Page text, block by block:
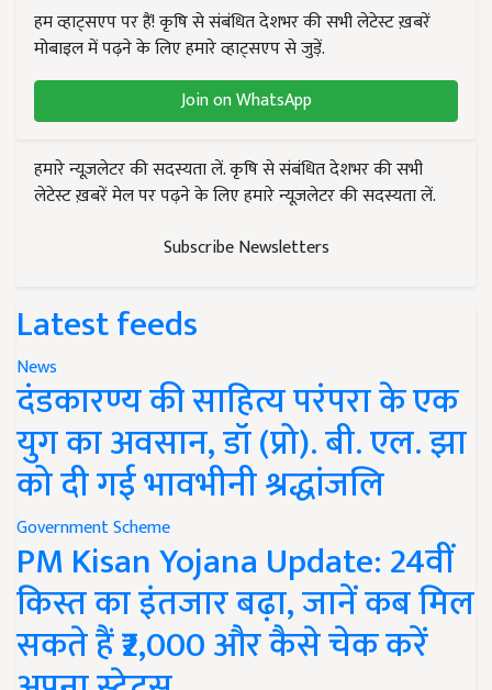
हम व्हाट्सएप पर हैं! कृषि से संबंधित देशभर की सभी लेटेस्ट ख़बरें
मोबाइल में पढ़ने के लिए हमारे व्हाट्सएप से जुड़ें.
Join on WhatsApp
हमारे न्यूज़लेटर की सदस्यता लें. कृषि से संबंधित देशभर की सभी
लेटेस्ट ख़बरें मेल पर पढ़ने के लिए हमारे न्यूज़लेटर की सदस्यता लें.
Subscribe Newsletters
Latest feeds
News
दंडकारण्य की साहित्य परंपरा के एक
युग का अवसान, डॉ (प्रो). बी. एल. झा
को दी गई भावभीनी श्रद्धांजलि
Government Scheme
PM Kisan Yojana Update: 24वीं
किस्त का इंतजार बढ़ा, जानें कब मिल
सकते हैं ₹2,000 और कैसे चेक करें